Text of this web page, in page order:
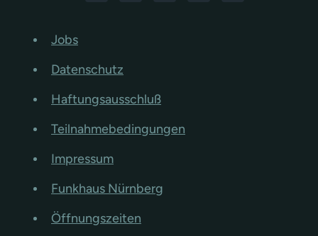
Jobs
Datenschutz
Haftungsausschluß
Teilnahmebedingungen
Impressum
Funkhaus Nürnberg
Öffnungszeiten